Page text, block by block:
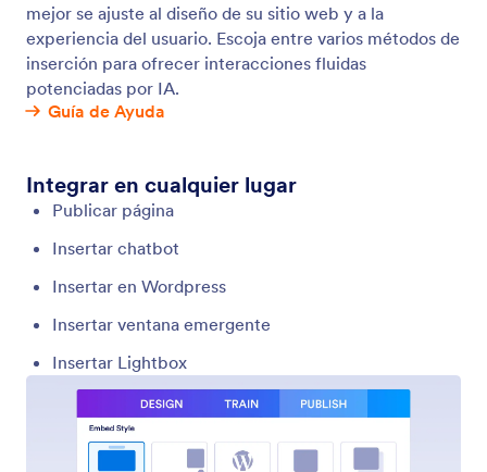
mejor se ajuste al diseño de su sitio web y a la
experiencia del usuario. Escoja entre varios métodos de
inserción para ofrecer interacciones fluidas
potenciadas por IA.
Guía de Ayuda
Integrar en cualquier lugar
Publicar página
Insertar chatbot
Insertar en Wordpress
Insertar ventana emergente
Insertar Lightbox